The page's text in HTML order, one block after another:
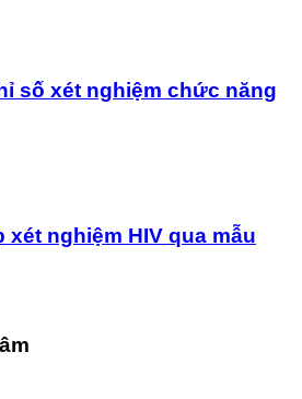
số xét nghiệm chức năng
nghiệm HIV qua mẫu